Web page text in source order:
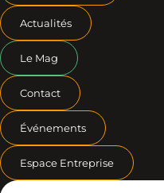
Actualités
Le Mag
Contact
Événements
Espace Entreprise